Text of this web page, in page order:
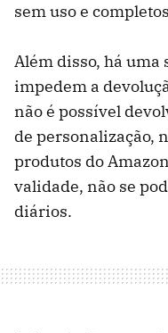
sem uso e
Além disso, há uma
impedem a
não é possível
de personalização,
produtos do
validade, não se
diários.